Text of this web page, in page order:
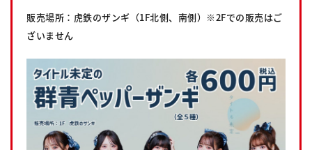
販売場所：虎鉄のザンギ（1F北側、南側）※2Fでの販売はご
ざいません